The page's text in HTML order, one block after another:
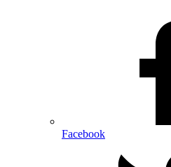
Facebook